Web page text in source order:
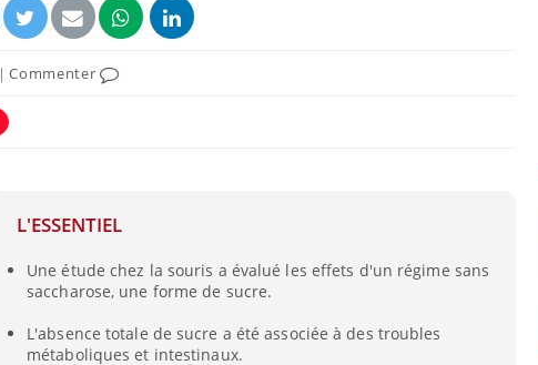
|Commenter
L'ESSENTIEL
Une étude chez la souris a évalué les effets d'un régime sans
saccharose, une forme de sucre.
L'absence totale de sucre a été associée à des troubles
métaboliques et intestinaux.
Pourquoi manger moins
de protéines pourrait
que dit la science barracuda, une petite fille